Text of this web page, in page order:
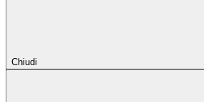
Chiudi